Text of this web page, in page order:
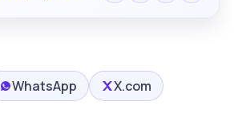
WhatsApp X.com